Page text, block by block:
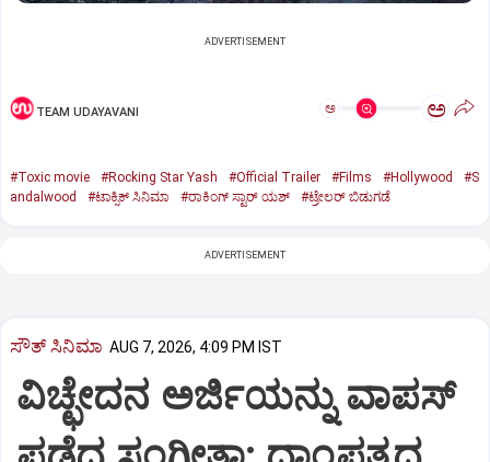
ADVERTISEMENT
TEAM UDAYAVANI ಅ ಅ
#Toxic movie #Rocking Star Yash #Official Trailer #Films #Hollywood
#S
andalwood
#ಟಾಕ್ಸಿಕ್‌ ಸಿನಿಮಾ #ರಾಕಿಂಗ್‌ ಸ್ಟಾರ್‌ ಯಶ್‌ #ಟ್ರೇಲರ್‌ ಬಿಡುಗಡೆ
ADVERTISEMENT
ಸೌತ್‌ ಸಿನಿಮಾ AUG 7, 2026, 4:09 PM IST
ವಿಚ್ಛೇದನ ಅರ್ಜಿಯನ್ನು ವಾಪಸ್‌